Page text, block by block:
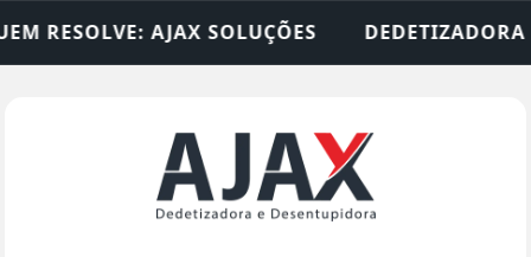
DEDETIZADORA • DESENTUPIDORA •